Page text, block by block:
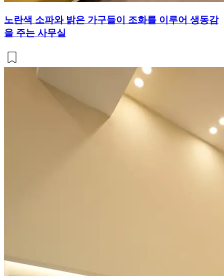
노란색 소파와 밝은 가구들이 조화를 이루어 생동감
을 주는 사무실